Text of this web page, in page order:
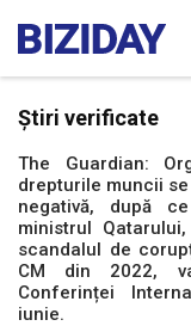
Știri verificate
The Guardian:
drepturile muncii
negativă, după
ministrul
scandalul de
CM din 2022,
Conferinței
iunie.